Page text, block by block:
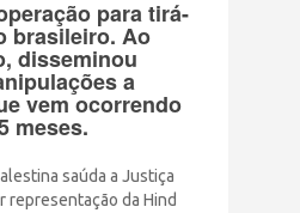
para tirá-
brasileiro. Ao
disseminou
a
vem ocorrendo
meses.
saúda a Justiça
representação da Hind